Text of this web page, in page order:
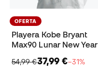
OFERTA
Playera Kobe Bryant
Max90 Lunar New Year
54,99 €37,99 €−31%